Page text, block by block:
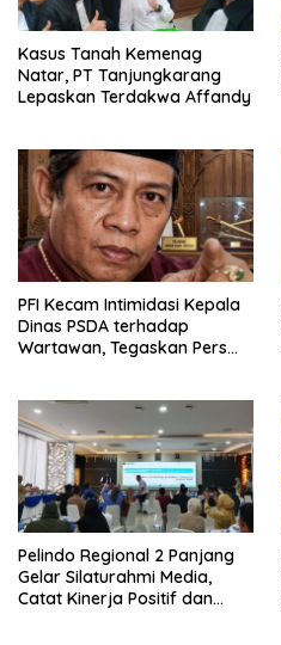
Kasus Tanah Kemenag
Natar, PT Tanjungkarang
Lepaskan Terdakwa Affandy
PFI Kecam Intimidasi Kepala
Dinas PSDA terhadap
Wartawan, Tegaskan Pers
Pelindo Regional 2 Panjang
Gelar Silaturahmi Media,
Catat Kinerja Positif dan